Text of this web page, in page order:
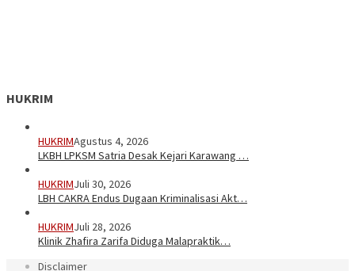
HUKRIM
HUKRIMAgustus 4, 2026
LKBH LPKSM Satria Desak Kejari Karawang …
HUKRIMJuli 30, 2026
LBH CAKRA Endus Dugaan Kriminalisasi Akt…
HUKRIMJuli 28, 2026
Klinik Zhafira Zarifa Diduga Malapraktik…
Disclaimer